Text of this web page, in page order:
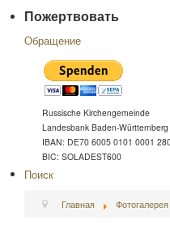
Пожертвовать
Обращение
Russische Kirchengemeinde
Landesbank Baden-Württemberg
IBAN: DE70 6005 0101 0001
BIC: SOLADEST600
Поиск
Главная Фотогалерея